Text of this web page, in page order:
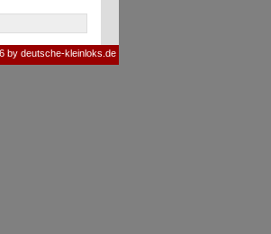
by deutsche-kleinloks.de